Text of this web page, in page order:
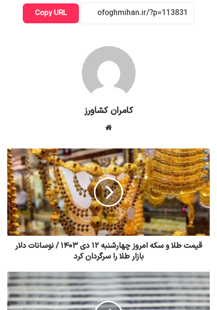
Copy URL
کامران کشاورز
قیمت طلا و سکه امروز چهارشنبه ۱۲ دی ۱۴۰۳ / نوسانات دلار
بازار طلا را سرگردان کرد